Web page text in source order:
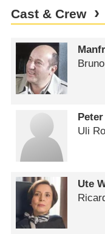
Cast & Crew
Uli
Ute